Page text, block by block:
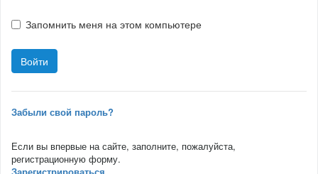
Запомнить меня на этом компьютере
Забыли свой пароль?
Если вы впервые на сайте, заполните, пожалуйста,
регистрационную форму.